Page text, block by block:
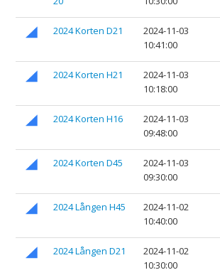
2024 Korten D21
2024-11-03
10:41:00
2024 Korten H21
2024-11-03
10:18:00
2024 Korten H16
2024-11-03
09:48:00
2024 Korten D45
2024-11-03
09:30:00
2024 Lången H45
2024-11-02
10:40:00
2024 Lången D21
2024-11-02
10:30:00